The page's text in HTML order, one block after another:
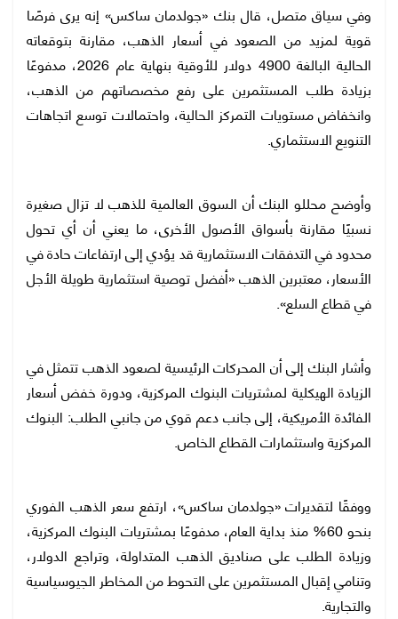
وفي سياق متصل، قال بنك «جولدمان ساكس» إنه يرى فرصًا
قوية لمزيد من الصعود في أسعار الذهب، مقارنة بتوقعاته
الحالية البالغة 4900 دولار للأوقية بنهاية عام 2026، مدفوعًا
بزيادة طلب المستثمرين على رفع مخصصاتهم من الذهب،
وانخفاض مستويات التمركز الحالية، واحتمالات توسع اتجاهات
التنويع الاستثماري.
وأوضح محللو البنك أن السوق العالمية للذهب لا تزال صغيرة
نسبيًا مقارنة بأسواق الأصول الأخرى، ما يعني أن أي تحول
محدود في التدفقات الاستثمارية قد يؤدي إلى ارتفاعات حادة في
الأسعار، معتبرين الذهب «أفضل توصية استثمارية طويلة الأجل
في قطاع السلع».
وأشار البنك إلى أن المحركات الرئيسية لصعود الذهب تتمثل في
الزيادة الهيكلية لمشتريات البنوك المركزية، ودورة خفض أسعار
الفائدة الأمريكية، إلى جانب دعم قوي من جانبي الطلب: البنوك
المركزية واستثمارات القطاع الخاص.
ووفقًا لتقديرات «جولدمان ساكس»، ارتفع سعر الذهب الفوري
بنحو 60% منذ بداية العام، مدفوعًا بمشتريات البنوك المركزية،
وزيادة الطلب على صناديق الذهب المتداولة، وتراجع الدولار،
وتنامي إقبال المستثمرين على التحوط من المخاطر الجيوسياسية
والتجارية.